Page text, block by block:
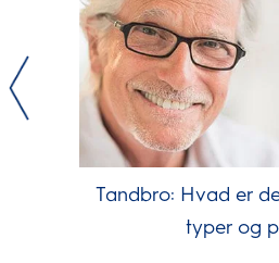
Tandbro: Hvad er
typer og